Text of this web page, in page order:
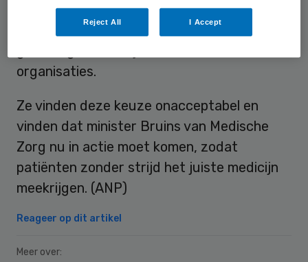
verkeerd gebruik. Een op de drie mensen
voelt zich zieker of ongezonder na zo’n
organisaties.
Ze vinden deze keuze onacceptabel en
vinden dat minister Bruins van Medische
Zorg nu in actie moet komen, zodat
patiënten zonder strijd het juiste medicijn
meekrijgen. (ANP)
Reageer op dit artikel
Meer over:
Reject All I Accept